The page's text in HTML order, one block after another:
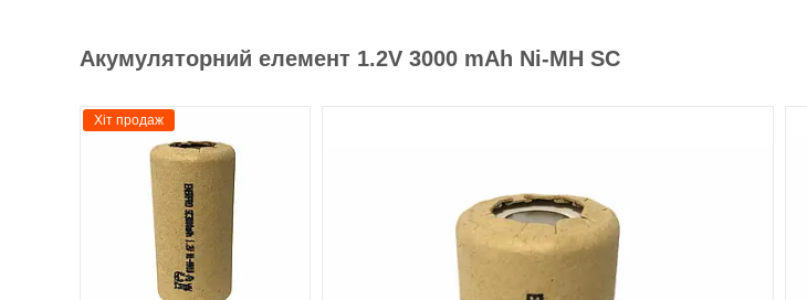
Акумуляторний елемент 1.2V 3000 mAh Ni-MH SC
Хіт продаж